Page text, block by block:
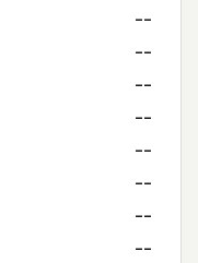
--
--
--
--
--
--
--
--